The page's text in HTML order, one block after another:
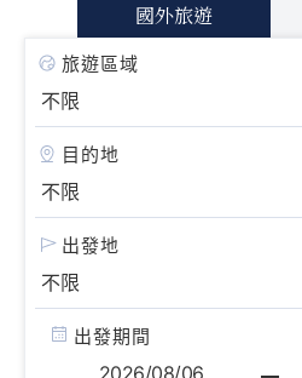
國外旅遊
旅遊區域
目的地
出發地
出發期間